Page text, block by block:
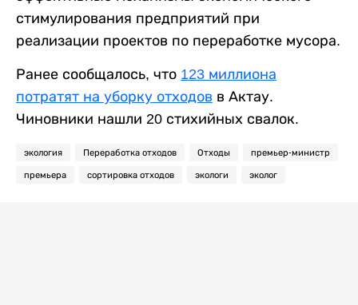
стимулирования предприятий при
реализации проектов по переработке мусора.
Ранее сообщалось, что 123 миллиона
потратят на уборку отходов в Актау.
Чиновники нашли 20 стихийных свалок.
экология Переработка отходов Отходы премьер-министр
премьера сортировка отходов экологи эколог